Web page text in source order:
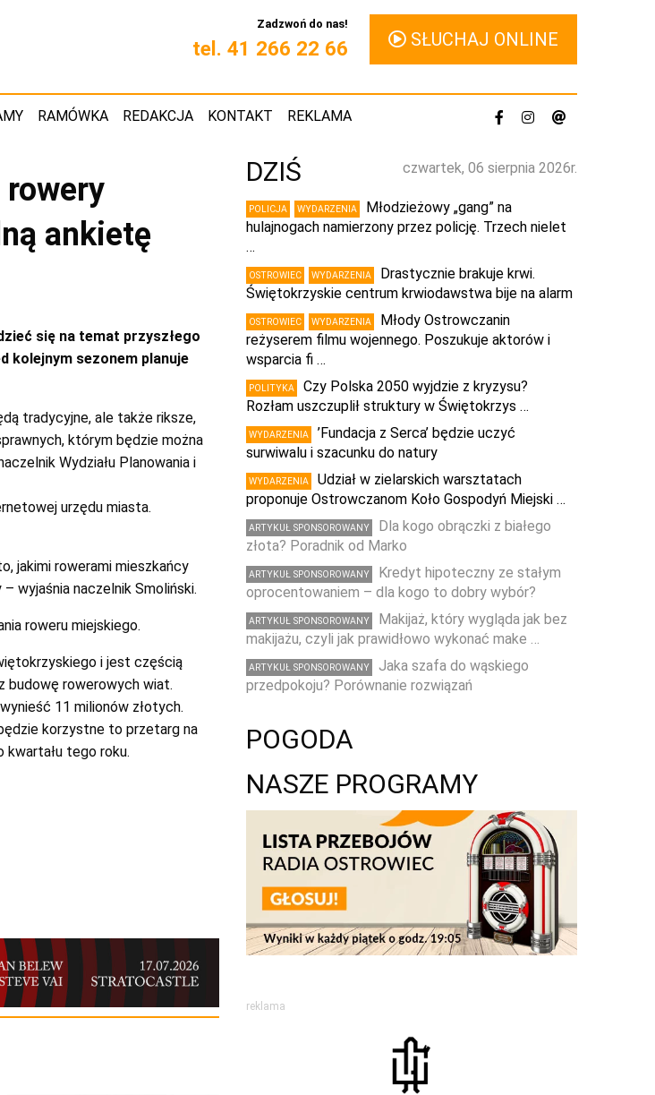
Zadzwoń do nas!
tel. 41 266 22 66 SŁUCHAJ ONLINE
RAMÓWKA REDAKCJA KONTAKT REKLAMA
ankietę
się na temat przyszłego
kolejnym sezonem planuje
tradycyjne, ale także riksze,
którym będzie można
Wydziału Planowania i
urzędu miasta.
jakimi rowerami mieszkańcy
wyjaśnia naczelnik Smoliński.
roweru miejskiego.
i jest częścią
budowę rowerowych wiat.
11 milionów złotych.
korzystne to przetarg na
kwartału tego roku.
czwartek, 06 sierpnia 2026r.
DZIŚ
POLICJA WYDARZENIA
Młodzieżowy „gang” na
hulajnogach namierzony przez policję. Trzech nielet
…
OSTROWIEC WYDARZENIA
Drastycznie brakuje krwi.
Świętokrzyskie centrum krwiodawstwa bije na alarm
OSTROWIEC WYDARZENIA
Młody Ostrowczanin
reżyserem filmu wojennego. Poszukuje aktorów i
wsparcia fi …
POLITYKA
Czy Polska 2050 wyjdzie z kryzysu?
Rozłam uszczuplił struktury w Świętokrzys …
WYDARZENIA
’Fundacja z Serca’ będzie uczyć
surwiwalu i szacunku do natury
WYDARZENIA
Udział w zielarskich warsztatach
proponuje Ostrowczanom Koło Gospodyń Miejski …
ARTYKUŁ SPONSOROWANY
Dla kogo obrączki z białego
złota? Poradnik od Marko
ARTYKUŁ SPONSOROWANY
Kredyt hipoteczny ze stałym
oprocentowaniem – dla kogo to dobry wybór?
ARTYKUŁ SPONSOROWANY
Makijaż, który wygląda jak bez
makijażu, czyli jak prawidłowo wykonać make …
ARTYKUŁ SPONSOROWANY
Jaka szafa do wąskiego
przedpokoju? Porównanie rozwiązań
POGODA
NASZE PROGRAMY
reklama